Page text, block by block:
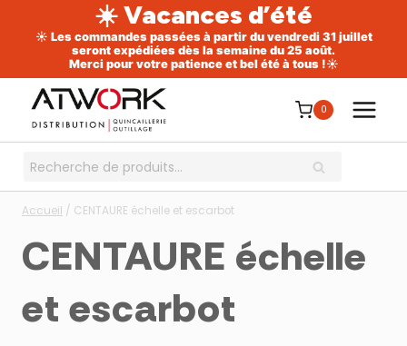
☀️ Vacances d’été
☀️ Les commandes passées à partir du vendredi 31 juillet
seront expédiées dès la semaine du 25 août.
Merci pour votre patience et bel été à tous !☀️
contenu
0
Recherche
RECHERCHE
Accueil / CENTAURE échelle et escarbot
CENTAURE échelle
et escarbot